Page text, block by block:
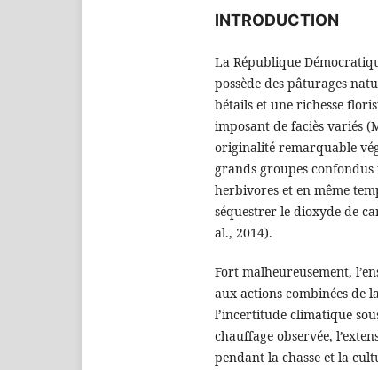
INTRODUCTION
La République
possède des pâturages
bétails et une richesse
imposant de faciès variés
originalité remarquable
grands groupes
herbivores et en même
séquestrer le dioxyde de
al., 2014).
Fort malheureusement,
aux actions combinées de
l’incertitude climatique
chauffage observée,
pendant la chasse et la